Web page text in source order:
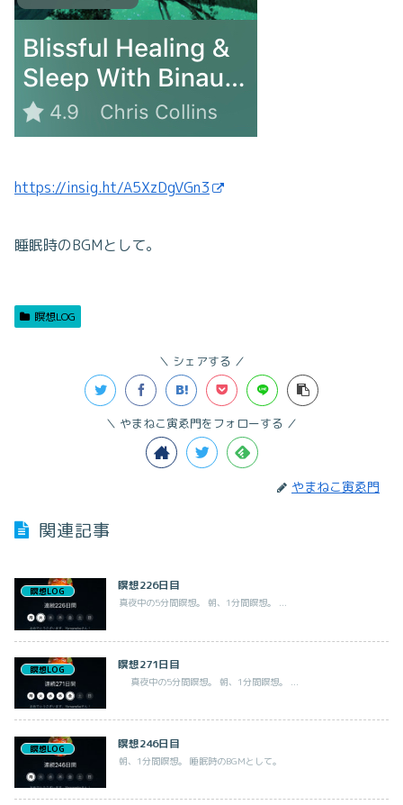
https://insig.ht/A5XzDgVGn3
睡眠時のBGMとして。
瞑想LOG
シェアする
やまねこ寅ゑ門をフォローする
やまねこ寅ゑ門
関連記事
瞑想LOG 瞑想226日目
真夜中の5分間瞑想。 朝、1分間瞑想。 ...
瞑想LOG 瞑想271日目
真夜中の5分間瞑想。 朝、1分間瞑想。 ...
瞑想LOG 瞑想246日目
朝、1分間瞑想。 睡眠時のBGMとして。